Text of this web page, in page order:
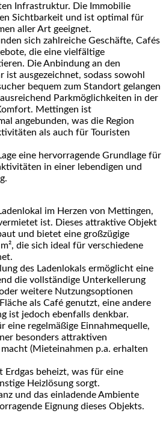
Infrastruktur. Die Immobilie
Sichtbarkeit und ist optimal für
aller Art geeignet.
sich zahlreiche Geschäfte, Cafés
die eine vielfältige
Die Anbindung an den
ausgezeichnet, sodass sowohl
bequem zum Standort gelangen
Parkmöglichkeiten in der
Mettingen ist
angebunden, was die Region
als auch für Touristen
eine hervorragende Grundlage für
in einer lebendigen und
im Herzen von Mettingen,
ist. Dieses attraktive Objekt
und bietet eine großzügige
die sich ideal für verschiedene
des Ladenlokals ermöglicht eine
die vollständige Unterkellerung
weitere Nutzungsoptionen
als Café genutzt, eine andere
ist jedoch ebenfalls denkbar.
eine regelmäßige Einnahmequelle,
besonders attraktiven
(Mieteinahmen p.a. erhalten
Erdgas beheizt, was für eine
Heizlösung sorgt.
und das einladende Ambiente
Eignung dieses Objekts.